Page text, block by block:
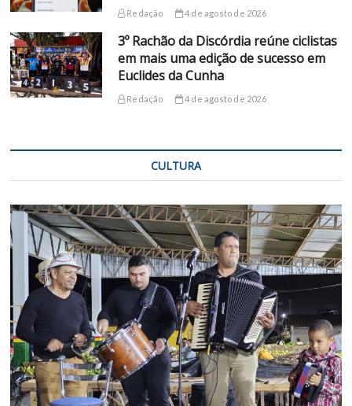
Redação 4 de agosto de 2026
3º Rachão da Discórdia reúne ciclistas
em mais uma edição de sucesso em
Euclides da Cunha
Redação 4 de agosto de 2026
CULTURA